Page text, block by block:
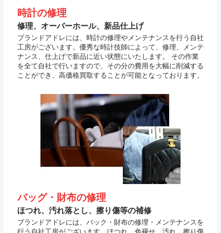
時計の修理
修理、オーバーホール、新品仕上げ
ブランドアドレには、時計の修理やメンテナンスを行う自社
工房がございます。優秀な時計技師によって、修理、メンテ
ナンス、仕上げで新品に近い状態にいたします。 その作業
を全て自社で行いますので、その分の費用を大幅に削減する
ことができ、高価格買取することが可能となっております。
バッグ・財布の修理
ほつれ、汚れ落とし、擦り傷等の補修
ブランドアドレには、バック・財布の修理・メンテナンスを